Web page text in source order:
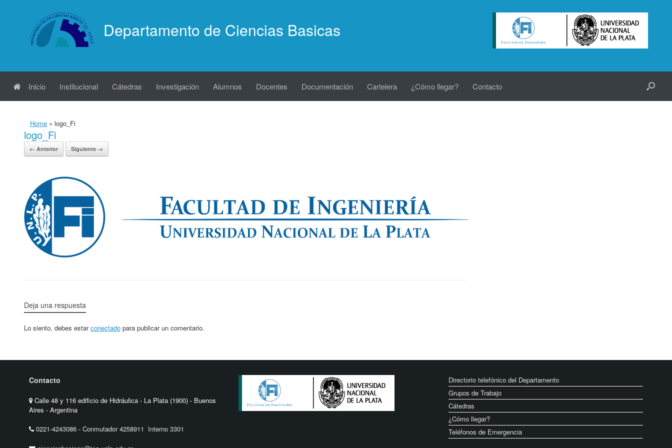
Departamento de Ciencias Basicas
Inicio Institucional Cátedras Investigación Alumnos Docentes Documentación Cartelera ¿Cómo llegar? Contacto
Home » logo_Fi
logo_Fi
← Anterior Siguiente →
Deja una respuesta
Lo siento, debes estarconectadopara publicar un comentario.
Contacto
Calle 48 y 116 edificio de Hidráulica - La Plata (1900) - Buenos
Aires - Argentina
0221-4243086 -Conmutador 4258911 Interno 3301
Directorio telefónico del Departamento
Grupos de Trabajo
Cátedras
¿Cómo llegar?
Teléfonos de Emergencia